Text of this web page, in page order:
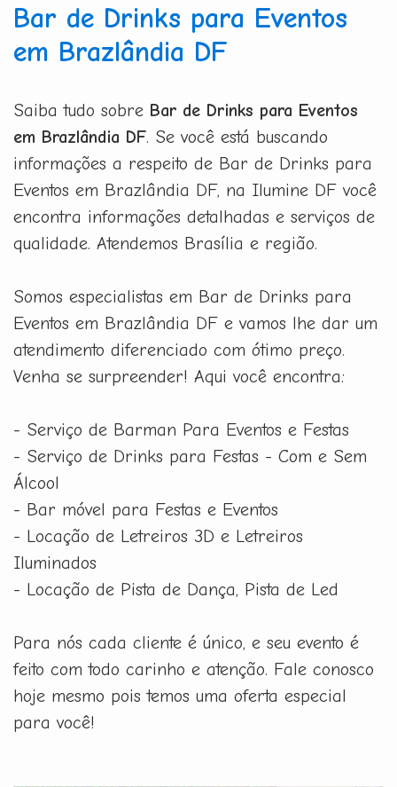
Bar de Drinks para Eventos
em Brazlândia DF
Saiba tudo sobre Bar de Drinks para Eventos
em Brazlândia DF. Se você está buscando
informações a respeito de Bar de Drinks para
Eventos em Brazlândia DF, na Ilumine DF você
encontra informações detalhadas e serviços de
qualidade. Atendemos Brasília e região.
Somos especialistas em Bar de Drinks para
Eventos em Brazlândia DF e vamos lhe dar um
atendimento diferenciado com ótimo preço.
Venha se surpreender! Aqui você encontra:
- Serviço de Barman Para Eventos e Festas
- Serviço de Drinks para Festas - Com e Sem
Álcool
- Bar móvel para Festas e Eventos
- Locação de Letreiros 3D e Letreiros
Iluminados
- Locação de Pista de Dança, Pista de Led
Para nós cada cliente é único, e seu evento é
feito com todo carinho e atenção. Fale conosco
hoje mesmo pois temos uma oferta especial
para você!